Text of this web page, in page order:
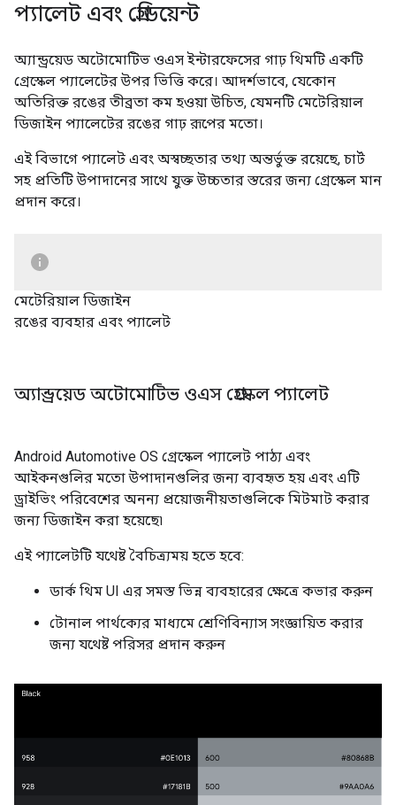
প্যালেট এবং গ্রেডিয়েন্ট
অ্যান্ড্রয়েড অটোমোটিভ ওএস ইন্টারফেসের গাঢ় থিমটি একটি
গ্রেস্কেল প্যালেটের উপর ভিত্তি করে। আদর্শভাবে, যেকোন
অতিরিক্ত রঙের তীব্রতা কম হওয়া উচিত, যেমনটি মেটেরিয়াল
ডিজাইন প্যালেটের রঙের গাঢ় রূপের মতো।
এই বিভাগে প্যালেট এবং অস্বচ্ছতার তথ্য অন্তর্ভুক্ত রয়েছে, চার্ট
সহ প্রতিটি উপাদানের সাথে যুক্ত উচ্চতার স্তরের জন্য গ্রেস্কেল মান
প্রদান করে।
মেটেরিয়াল ডিজাইন
রঙের ব্যবহার এবং প্যালেট
অ্যান্ড্রয়েড অটোমোটিভ ওএস গ্রেস্কেল প্যালেট
Android Automotive OS গ্রেস্কেল প্যালেট পাঠ্য এবং
আইকনগুলির মতো উপাদানগুলির জন্য ব্যবহৃত হয় এবং এটি
ড্রাইভিং পরিবেশের অনন্য প্রয়োজনীয়তাগুলিকে মিটমাট করার
জন্য ডিজাইন করা হয়েছে৷
এই প্যালেটটি যথেষ্ট বৈচিত্র্যময় হতে হবে:
ডার্ক থিম UI এর সমস্ত ভিন্ন ব্যবহারের ক্ষেত্রে কভার করুন
টোনাল পার্থক্যের মাধ্যমে শ্রেণিবিন্যাস সংজ্ঞায়িত করার
জন্য যথেষ্ট পরিসর প্রদান করুন